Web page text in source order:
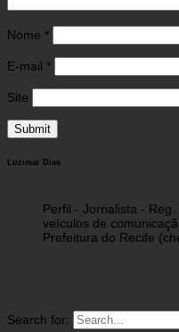
Nome *
E-mail *
Site
Luzimar Dias
Perfil - Jornalista -
veículos de
Prefeitura do Recife
Search for: